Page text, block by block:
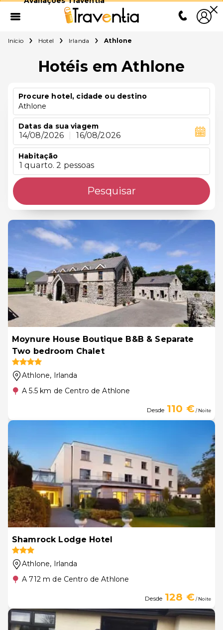
Início Hotel Irlanda Athlone
Hotéis em Athlone
Procure hotel, cidade ou destino
Athlone
Datas da sua viagem
14/08/2026 16/08/2026
Habitação
1 quarto. 2 pessoas
Pesquisar
Moynure House Boutique B&B & Separate
Two bedroom Chalet
Athlone, Irlanda
A 5.5 km de Centro de Athlone
Desde 110 €/ Noite
Shamrock Lodge Hotel
Athlone, Irlanda
A 712 m de Centro de Athlone
Desde 128 €/ Noite